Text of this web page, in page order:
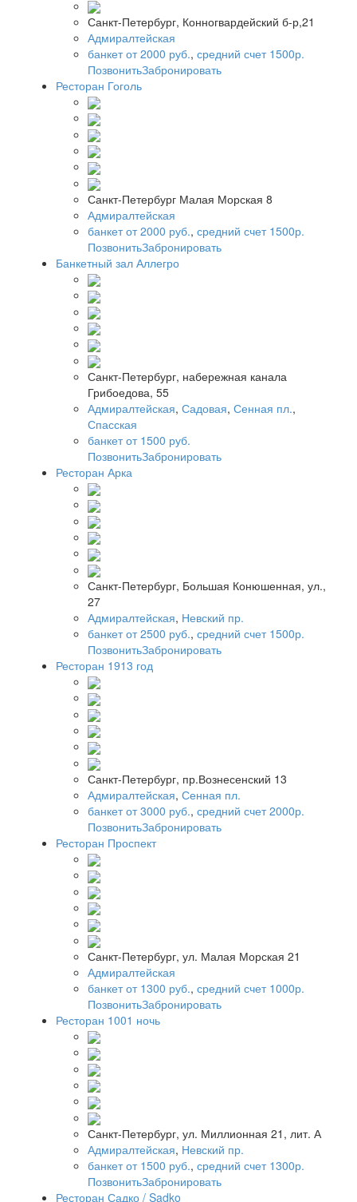
Санкт-Петербург, Конногвардейский б-р,21
Адмиралтейская
банкет от 2000 руб., средний счет 1500р.
ПозвонитьЗабронировать
Ресторан Гоголь
Санкт-Петербург Малая Морская 8
Адмиралтейская
банкет от 2000 руб., средний счет 1500р.
ПозвонитьЗабронировать
Банкетный зал Аллегро
Санкт-Петербург, набережная канала
Грибоедова, 55
Адмиралтейская, Садовая, Сенная пл.,
Спасская
банкет от 1500 руб.
ПозвонитьЗабронировать
Ресторан Арка
Санкт-Петербург, Большая Конюшенная, ул.,
27
Адмиралтейская, Невский пр.
банкет от 2500 руб., средний счет 1500р.
ПозвонитьЗабронировать
Ресторан 1913 год
Санкт-Петербург, пр.Вознесенский 13
Адмиралтейская, Сенная пл.
банкет от 3000 руб., средний счет 2000р.
ПозвонитьЗабронировать
Ресторан Проспект
Санкт-Петербург, ул. Малая Морская 21
Адмиралтейская
банкет от 1300 руб., средний счет 1000р.
ПозвонитьЗабронировать
Ресторан 1001 ночь
Санкт-Петербург, ул. Миллионная 21, лит. А
Адмиралтейская, Невский пр.
банкет от 1500 руб., средний счет 1300р.
ПозвонитьЗабронировать
Ресторан Садко / Sadko